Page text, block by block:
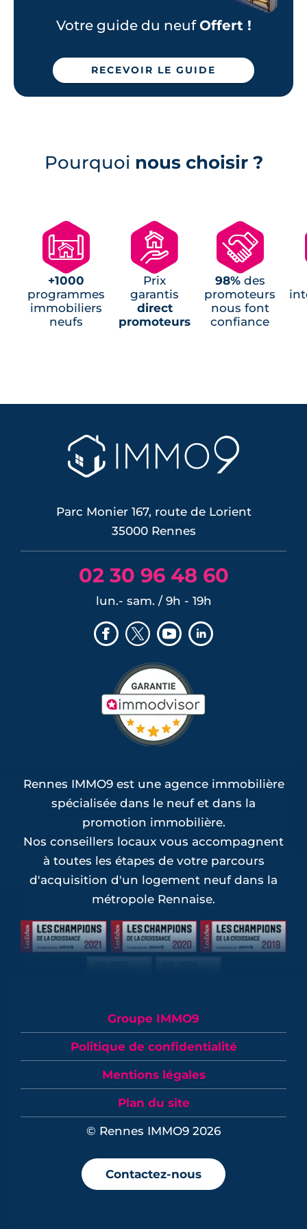
Programmes neufs Brécé (1)
Programmes neufs Chevaigné (1)
Programmes neufs Montgermont (1)
Programmes neufs Saint-Aubin-
Votre guide du neufOffert !
RECEVOIR LE GUIDE
Pourquoi nous choisir ?
🗺
+1000
programmes
immobiliers
neufs
🏘
Prix
garantis
direct
promoteurs
🤝
98%des
promoteurs
nous font
confiance
Parc Monier 167, route de Lorient
35000 Rennes
02 30 96 48 60
lun.- sam. / 9h - 19h
Rennes IMMO9 est une agence immobilière
spécialisée dans le neuf et dans la
promotion immobilière.
Nos conseillers locaux vous accompagnent
à toutes les étapes de votre parcours
d'acquisition d'un logement neuf dans la
métropole Rennaise.
Groupe IMMO9
Politique de confidentialité
Mentions légales
Plan du site
© Rennes IMMO9 2026
Contactez-nous